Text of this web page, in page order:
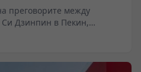
преговорите между
Дзинпин в Пекин,
след консултации в